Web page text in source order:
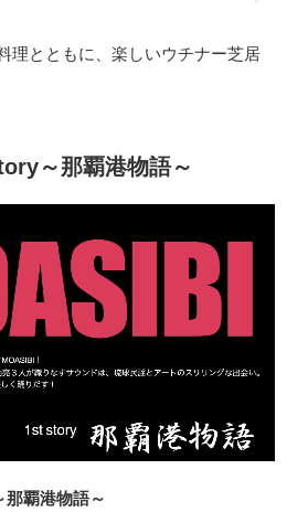
理とともに、楽しいウチナー芝居
～那覇港物語～
覇港物語～